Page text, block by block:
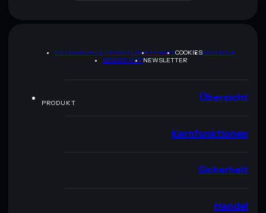
DATENSCHUTZRICHTLINIETERMSCOOKIESSITEMAP
BRAND-KITNEWSLETTER
PRODUKT Übersicht
Kernfunktionen
Sicherheit
Handel